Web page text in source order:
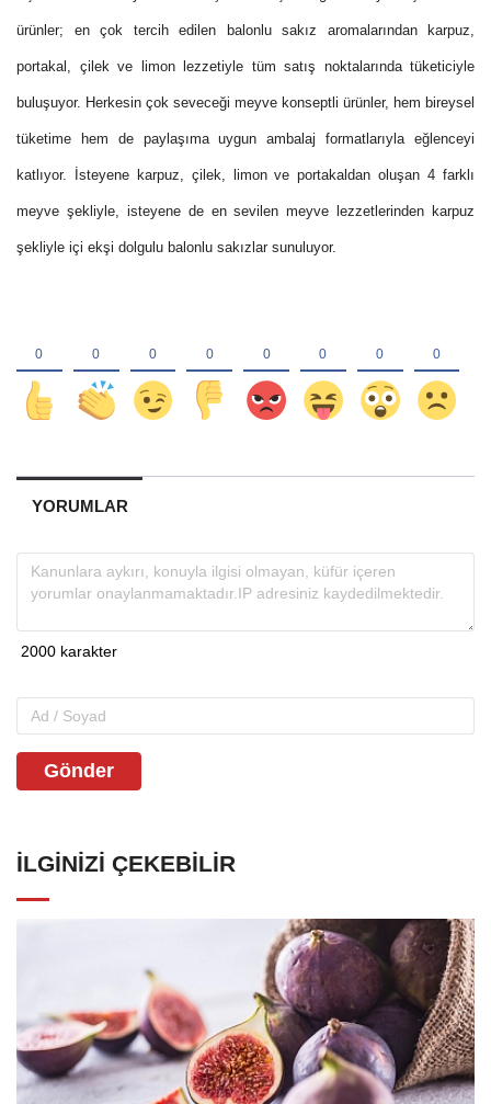
ürünler; en çok tercih edilen balonlu sakız aromalarından karpuz,
portakal, çilek ve limon lezzetiyle tüm satış noktalarında tüketiciyle
buluşuyor. Herkesin çok seveceği meyve konseptli ürünler, hem bireysel
tüketime hem de paylaşıma uygun ambalaj formatlarıyla eğlenceyi
katlıyor. İsteyene karpuz, çilek, limon ve portakaldan oluşan 4 farklı
meyve şekliyle, isteyene de en sevilen meyve lezzetlerinden karpuz
şekliyle içi ekşi dolgulu balonlu sakızlar sunuluyor.
YORUMLAR
Gönder
İLGINIZI ÇEKEBILIR